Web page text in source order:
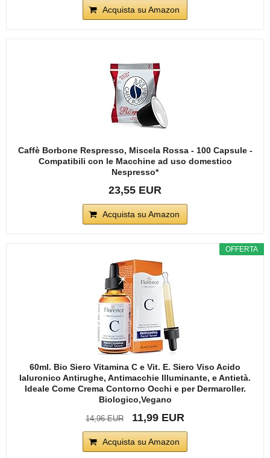
Acquista su Amazon
Caffè Borbone Respresso, Miscela Rossa - 100 Capsule -
Compatibili con le Macchine ad uso domestico
Nespresso*
23,55 EUR
Acquista su Amazon
OFFERTA
60ml. Bio Siero Vitamina C e Vit. E. Siero Viso Acido
Ialuronico Antirughe, Antimacchie Illuminante, e Antietà.
Ideale Come Crema Contorno Occhi e per Dermaroller.
Biologico,Vegano
14,96 EUR 11,99 EUR
Acquista su Amazon